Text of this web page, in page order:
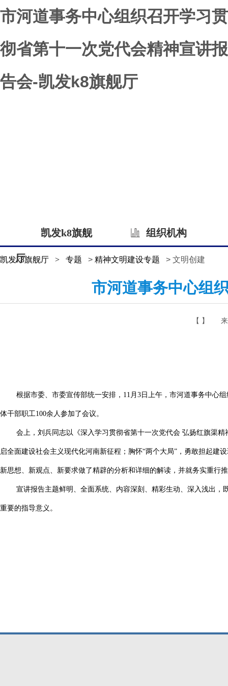
市河道事务中心组织召开学习贯
彻省第十一次党代会精神宣讲报
告会-凯发k8旗舰厅
凯发k8旗舰
厅
组织机构
凯发k8旗舰厅 > 专题 > 精神文明建设专题 > 文明创建
市河道事务中心组
【 】
根据市委、市委宣传部统一安排，11月3日上午，市河道事务中心
体干部职工100余人参加了会议。
会上，刘兵同志以《深入学习贯彻省第十一次党代会 弘扬红旗渠
启全面建设社会主义现代化河南新征程；胸怀“两个大局”，勇敢担起建
新思想、新观点、新要求做了精辟的分析和详细的解读，并就务实重行
宣讲报告主题鲜明、全面系统、内容深刻、精彩生动、深入浅出
重要的指导意义。